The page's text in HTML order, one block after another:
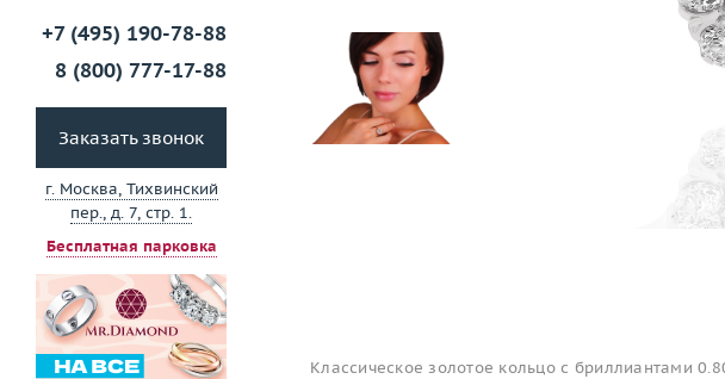
+7 (495) 190-78-88
8 (800) 777-17-88
Заказать звонок
г. Москва, Тихвинский
пер., д. 7, стр. 1.
Бесплатная парковка
Классическое золотое кольцо с бриллиантами